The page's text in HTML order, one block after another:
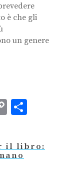
è che gli
un genere
Copy
il libro: